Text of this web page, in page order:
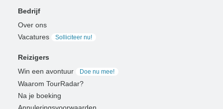
Bedrijf
Over ons
Vacatures
Solliciteer nu!
Reizigers
Win een avontuur
Doe nu mee!
Waarom TourRadar?
Na je boeking
Annuleringsvoorwaarden